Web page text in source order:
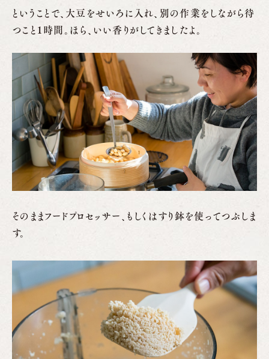
ということで、大豆をせいろに入れ、別の作業をしながら待
つこと１時間。ほら、いい香りがしてきましたよ。
そのままフードプロセッサー、もしくはすり鉢を使ってつぶしま
す。